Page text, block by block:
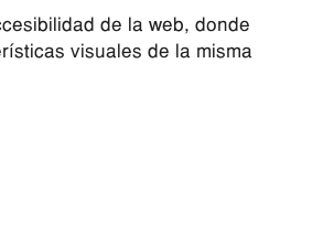
de la web, donde
visuales de la misma